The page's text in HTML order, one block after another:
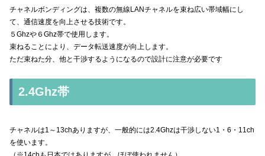
チャネルボンディングは、複数の無線LANチャネルを束ね広い帯域幅にし
て、通信速度を向上させる技術です。
５Ghzや６Ghz帯で使用します。
束ねることにより、データ転送速度が向上します。
ただ束ねた分、他と干渉するようになるので設計に注意が必要です
2.4Ghz帯
チャネルは1～13chありますが、一般的には2.4Ghzは干渉しない1・6・11ch
を使います。